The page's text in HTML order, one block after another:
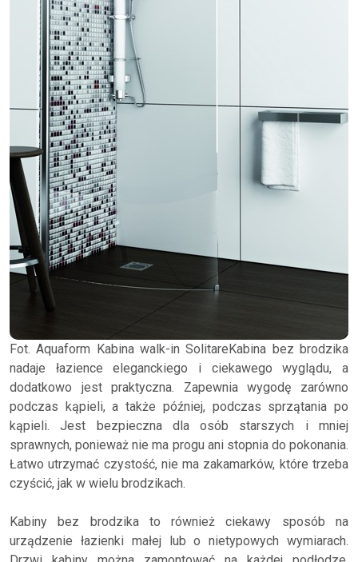
Fot. Aquaform Kabina walk-in SolitareKabina bez brodzika
nadaje łazience eleganckiego i ciekawego wyglądu, a
dodatkowo jest praktyczna. Zapewnia wygodę zarówno
podczas kąpieli, a także później, podczas sprzątania po
kąpieli. Jest bezpieczna dla osób starszych i mniej
sprawnych, ponieważ nie ma progu ani stopnia do pokonania.
Łatwo utrzymać czystość, nie ma zakamarków, które trzeba
czyścić, jak w wielu brodzikach.
Kabiny bez brodzika to również ciekawy sposób na
urządzenie łazienki małej lub o nietypowych wymiarach.